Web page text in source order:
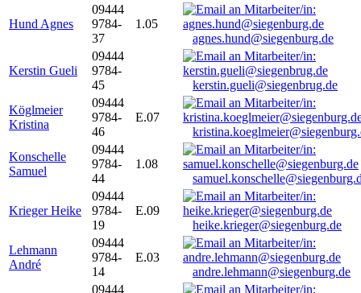
Hund Agnes
09444
9784-
37
1.05
agnes.hund@siegenburg.de
Kerstin Gueli
09444
9784-
45
kerstin.gueli@siegenbrug.de
Köglmeier
Kristina
09444
9784-
46
E.07
Konschelle
Samuel
09444
9784-
44
1.08
Krieger Heike
09444
9784-
19
E.09
heike.krieger@siegenburg.de
Lehmann
André
09444
9784-
14
E.03
andre.lehmann@siegenburg.de
09444